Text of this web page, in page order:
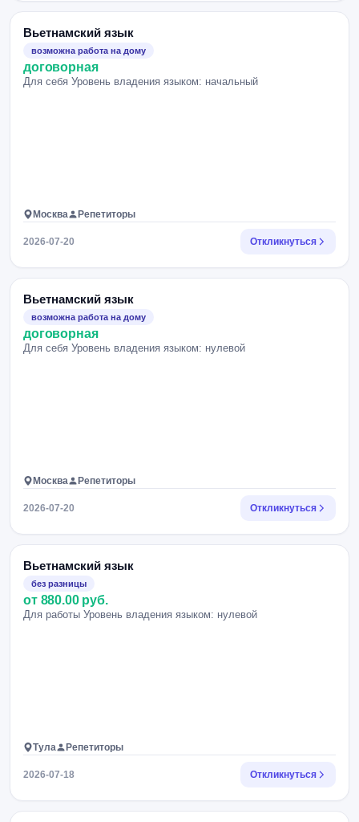
Вьетнамский язык
возможна работа на дому
договорная
Для себя Уровень владения языком: начальный
Москва Репетиторы
2026-07-20 Откликнуться
Вьетнамский язык
возможна работа на дому
договорная
Для себя Уровень владения языком: нулевой
Москва Репетиторы
2026-07-20 Откликнуться
Вьетнамский язык
без разницы
от 880.00 руб.
Для работы Уровень владения языком: нулевой
Тула Репетиторы
2026-07-18 Откликнуться